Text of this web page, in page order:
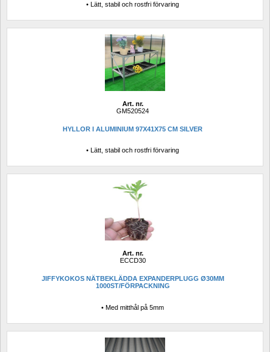
• Lätt, stabil och rostfri förvaring
Art. nr.
GM520524
HYLLOR I ALUMINIUM 97X41X75 CM SILVER
• Lätt, stabil och rostfri förvaring
Art. nr.
ECCD30
JIFFYKOKOS NÄTBEKLÄDDA EXPANDERPLUGG Ø30MM
1000ST/FÖRPACKNING
• Med mitthål på 5mm